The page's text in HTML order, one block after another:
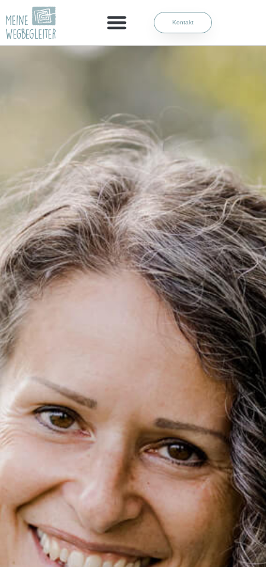
Kontakt